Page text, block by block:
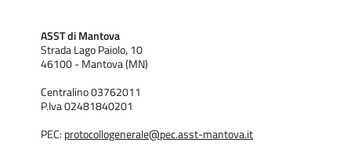
ASST di Mantova
Strada Lago Paiolo, 10
46100 - Mantova (MN)
Centralino 03762011
P.Iva 02481840201
PEC: protocollogenerale@pec.asst-mantova.it